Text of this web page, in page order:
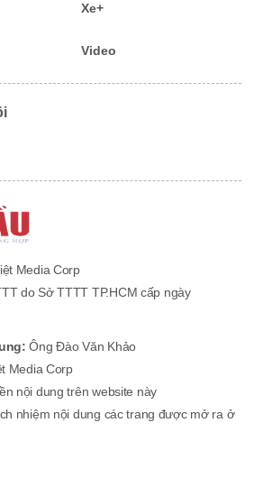
Xe+
Video
Media Corp
do Sở TTTT TP.HCM cấp ngày
Ông Đào Văn Khảo
Media Corp
nội dung trên website này
nhiệm nội dung các trang được mở ra ở